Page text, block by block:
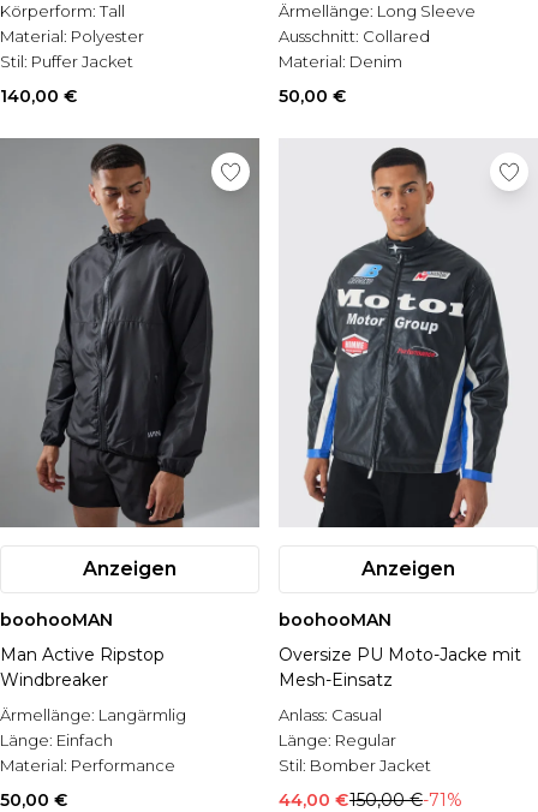
Körperform:Tall
Material: Polyester
Stil: Puffer Jacket
140,00 €
Ärmellänge: Long Sleeve
Ausschnitt: Collared
Material: Denim
50,00 €
Anzeigen
boohooMAN
Man Active Ripstop
Windbreaker
Ärmellänge: Langärmlig
Länge: Einfach
Material: Performance
50,00 €
Anzeigen
boohooMAN
Oversize PU Moto-Jacke mit
Mesh-Einsatz
Anlass: Casual
Länge: Regular
Stil: Bomber Jacket
44,00 €150,00 €-71%